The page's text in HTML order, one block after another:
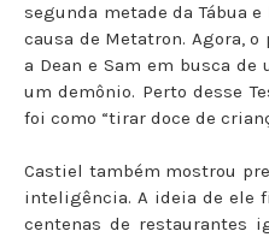
segunda metade da Tábua
causa de Metatron. Agora,
a Dean e Sam em busca
um demônio. Perto desse
foi como “tirar doce de
Castiel também mostrou
inteligência. A ideia de ele
centenas de restaurantes